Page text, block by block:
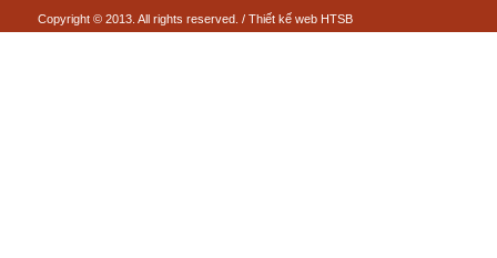
Copyright © 2013. All rights reserved. / Thiết kế web HTSB